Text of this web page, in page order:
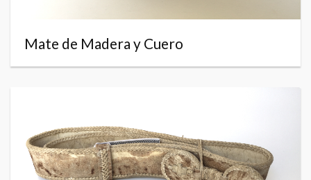
Mate de Madera y Cuero